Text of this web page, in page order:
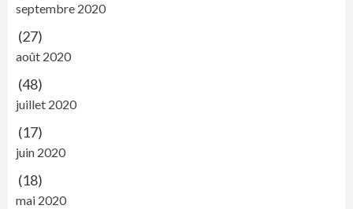
septembre 2020
(27)
août 2020
(48)
juillet 2020
(17)
juin 2020
(18)
mai 2020